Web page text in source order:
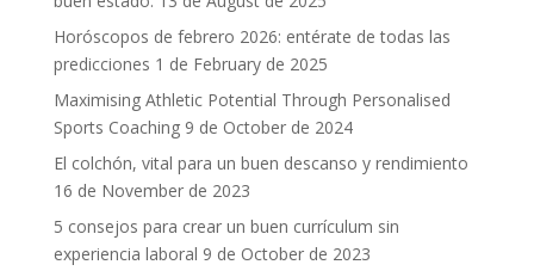
Horóscopos de febrero 2026: entérate de todas las
predicciones 1 de February de 2025
Maximising Athletic Potential Through Personalised
Sports Coaching 9 de October de 2024
El colchón, vital para un buen descanso y rendimiento
16 de November de 2023
5 consejos para crear un buen currículum sin
experiencia laboral 9 de October de 2023